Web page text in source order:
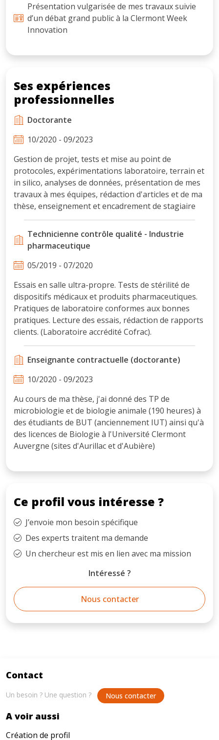
Présentation vulgarisée de mes travaux suivie
d’un débat grand public à la Clermont Week
Innovation
Ses expériences
professionnelles
Doctorante
10/2020 - 09/2023
Gestion de projet, tests et mise au point de
protocoles, expérimentations laboratoire, terrain et
in silico, analyses de données, présentation de mes
travaux à mes équipes, rédaction d'articles et de ma
thèse, enseignement et encadrement de stagiaire
Technicienne contrôle qualité - Industrie
pharmaceutique
05/2019 - 07/2020
Essais en salle ultra-propre. Tests de stérilité de
dispositifs médicaux et produits pharmaceutiques.
Pratiques de laboratoire conformes aux bonnes
pratiques. Lecture des essais, rédaction de rapports
clients. (Laboratoire accrédité Cofrac).
Enseignante contractuelle (doctorante)
10/2020 - 09/2023
Au cours de ma thèse, j'ai donné des TP de
microbiologie et de biologie animale (190 heures) à
des étudiants de BUT (anciennement IUT) ainsi qu'à
des licences de Biologie à l'Université Clermont
Auvergne (sites d'Aurillac et d'Aubière)
Ce profil vous intéresse ?
J’envoie mon besoin spécifique
Des experts traitent ma demande
Un chercheur est mis en lien avec ma mission
Intéressé ?
Nous contacter
Contact
Un besoin ? Une question ? Nous contacter
A voir aussi
Création de profil